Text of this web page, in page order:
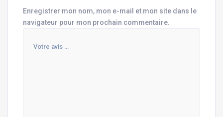
Enregistrer mon nom, mon e-mail et mon site dans le
navigateur pour mon prochain commentaire.